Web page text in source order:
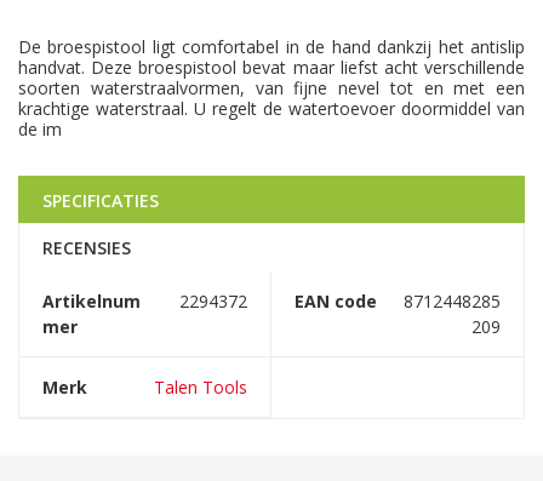
De broespistool ligt comfortabel in de hand dankzij het antislip
handvat. Deze broespistool bevat maar liefst acht verschillende
soorten waterstraalvormen, van fijne nevel tot en met een
krachtige waterstraal. U regelt de watertoevoer doormiddel van
de im
SPECIFICATIES
RECENSIES
Artikelnum
mer
2294372 EAN code
8712448285
209
Merk Talen Tools